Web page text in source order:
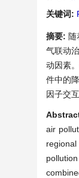
关键词:
摘要: 随
气联动
动因素
件中的
因子交
air